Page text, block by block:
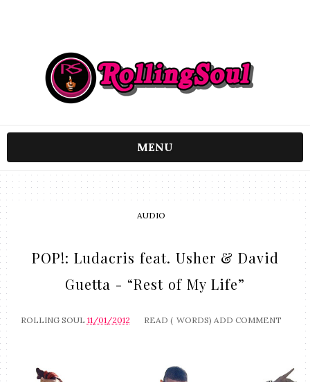
MENU
AUDIO
POP!: Ludacris feat. Usher & David
Guetta - “Rest of My Life”
ROLLING SOUL 11/01/2012 READ ( WORDS) ADD COMMENT